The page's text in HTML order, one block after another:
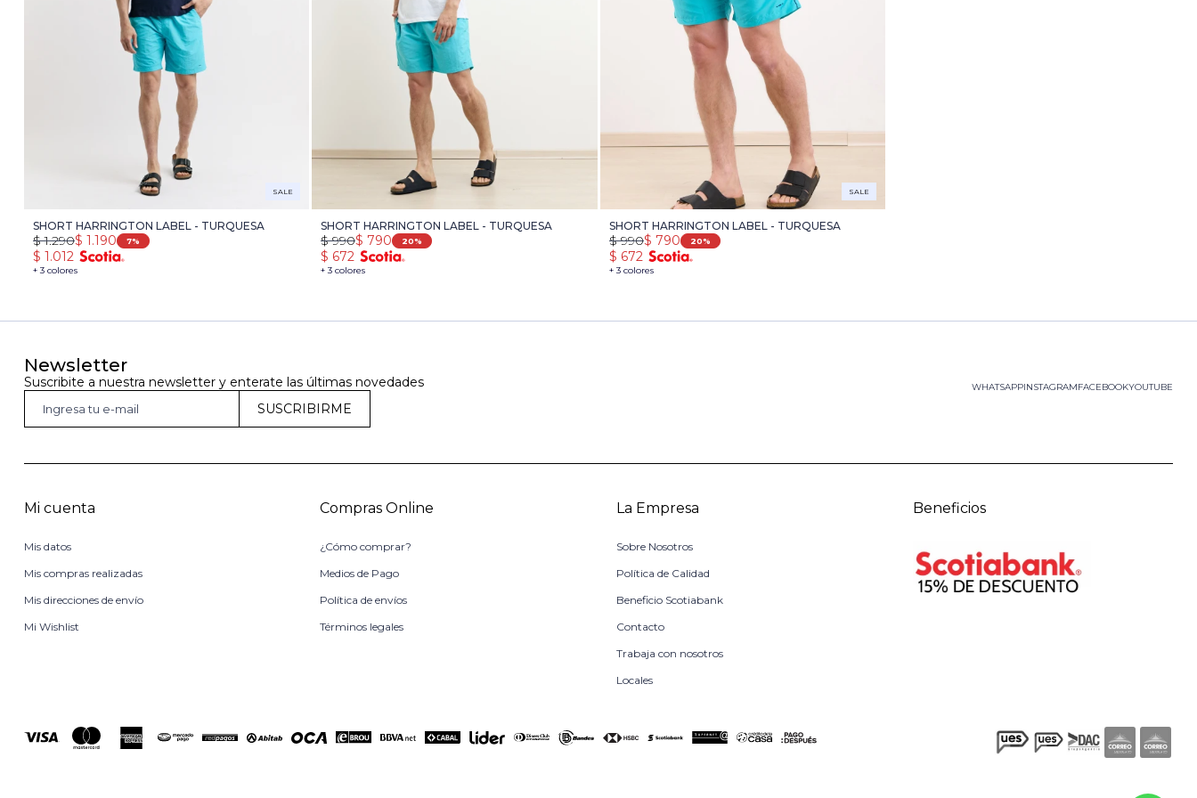
SALE
SHORT HARRINGTON LABEL - TURQUESA
+ 3 colores
$ 1.190
$ 1.290 7
$ 1.012
SHORT HARRINGTON LABEL - TURQUESA
+ 3 colores
$ 790
$ 990 20
$ 672
SALE
SHORT HARRINGTON LABEL - TURQUESA
+ 3 colores
$ 790
$ 990 20
$ 672
Newsletter
Suscribite a nuestra newsletter y enterate las últimas novedades
SUSCRIBIRME
WHATSAPP FACEBOOKYOUTUBE
INSTAGRAM
Mi cuenta
Mis datos
Mis compras realizadas
Mis direcciones de envío
Mi Wishlist
Compras Online
¿Cómo comprar?
Medios de Pago
Política de envíos
Términos legales
La Empresa
Sobre Nosotros
Política de Calidad
Beneficio Scotiabank
Contacto
Trabaja con nosotros
Locales
Beneficios